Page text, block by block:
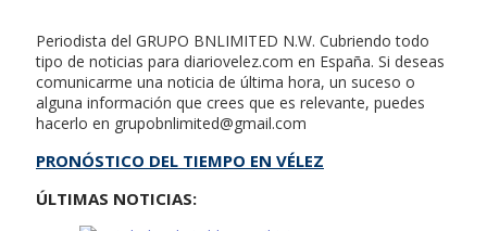
Periodista del GRUPO BNLIMITED N.W. Cubriendo todo
tipo de noticias para diariovelez.com en España. Si deseas
comunicarme una noticia de última hora, un suceso o
alguna información que crees que es relevante, puedes
hacerlo en grupobnlimited@gmail.com
PRONÓSTICO DEL TIEMPO EN VÉLEZ
ÚLTIMAS NOTICIAS: